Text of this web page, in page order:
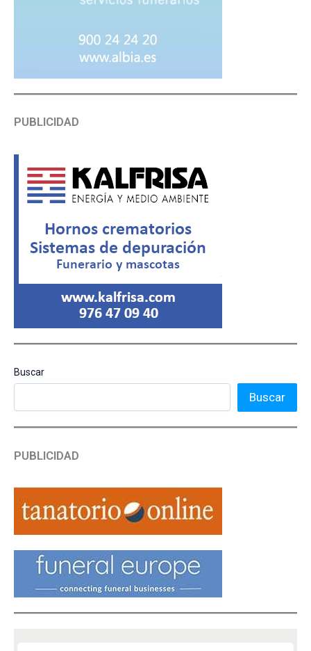
PUBLICIDAD
Buscar
Buscar
PUBLICIDAD